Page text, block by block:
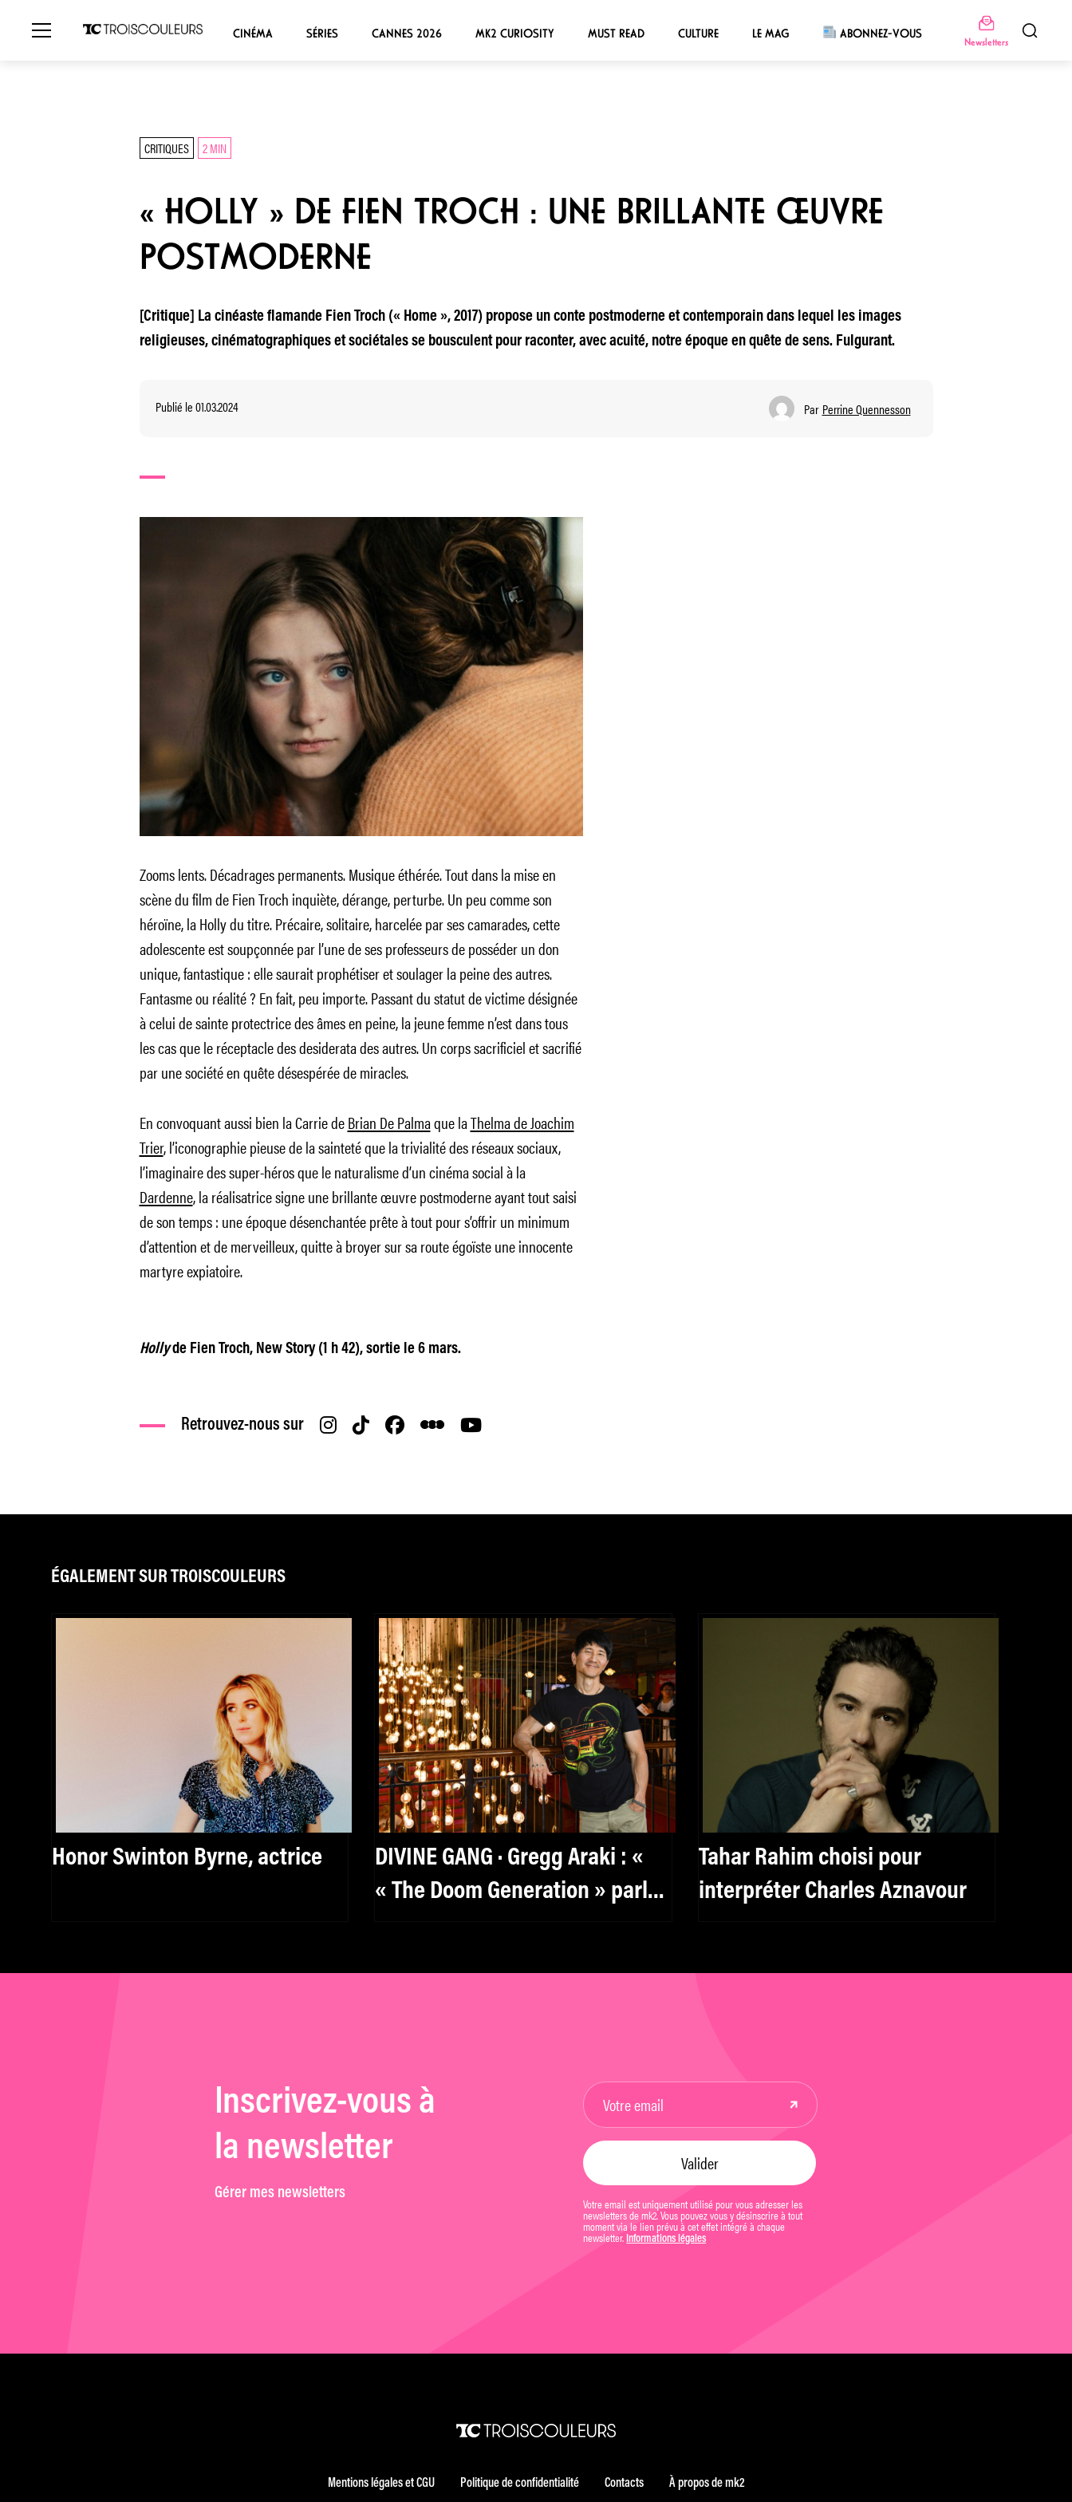
CINÉMA SÉRIES CANNES 2026 MK2 CURIOSITY MUST READ CULTURE LE MAG ABONNEZ-VOUS
Newsletters
CRITIQUES 2 MIN
« HOLLY » DE FIEN TROCH : UNE BRILLANTE ŒUVRE
POSTMODERNE
[Critique] La cinéaste flamande Fien Troch (« Home », 2017) propose un conte postmoderne et contemporain dans lequel les images
religieuses, cinématographiques et sociétales se bousculent pour raconter, avec acuité, notre époque en quête de sens. Fulgurant.
Publié le 01.03.2024 Par Perrine Quennesson
Zooms lents. Décadrages permanents. Musique éthérée. Tout dans la mise en
scène du film de Fien Troch inquiète, dérange, perturbe. Un peu comme son
héroïne, la Holly du titre. Précaire, solitaire, harcelée par ses camarades, cette
adolescente est soupçonnée par l’une de ses professeurs de posséder un don
unique, fantastique : elle saurait prophétiser et soulager la peine des autres.
Fantasme ou réalité ? En fait, peu importe. Passant du statut de victime désignée
à celui de sainte protectrice des âmes en peine, la jeune femme n’est dans tous
les cas que le réceptacle des desiderata des autres. Un corps sacrificiel et sacrifié
par une société en quête désespérée de miracles.
En convoquant aussi bien la Carrie deBrian De Palmaque laThelma de Joachim
Trier, l’iconographie pieuse de la sainteté que la trivialité des réseaux sociaux,
l’imaginaire des super-héros que le naturalisme d’un cinéma social à la
Dardenne, la réalisatrice signe une brillante œuvre postmoderne ayant tout saisi
de son temps : une époque désenchantée prête à tout pour s’offrir un minimum
d’attention et de merveilleux, quitte à broyer sur sa route égoïste une innocente
martyre expiatoire.
Hollyde Fien Troch, New Story (1 h 42), sortie le 6 mars.
Retrouvez-nous sur
ÉGALEMENT SUR TROISCOULEURS
Honor Swinton Byrne, actrice
DIVINE GANG · Gregg Araki : «
« The Doom Generation » parle
Tahar Rahim choisi pour
interpréter Charles Aznavour
Inscrivez-vous à
la newsletter
Gérer mes newsletters
Votre email est uniquement utilisé pour vous adresser les
newsletters de mk2. Vous pouvez vous y désinscrire à tout
moment via le lien prévu à cet effet intégré à chaque
newsletter. Informations légales
Mentions légales et CGU Politique de confidentialité Contacts À propos de mk2